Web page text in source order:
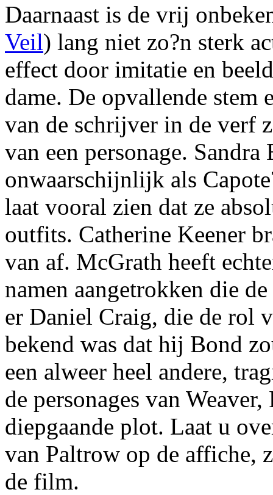
Daarnaast is de vrij
Veil) lang niet zo?n sterk
effect door imitatie en
dame. De opvallende
van de schrijver in de verf
van een personage.
onwaarschijnlijk als
laat vooral zien dat ze
outfits. Catherine Keener
van af. McGrath heeft
namen aangetrokken die
er Daniel Craig, die de rol
bekend was dat hij Bond
een alweer heel andere,
de personages van
diepgaande plot. Laat u
van Paltrow op de affiche,
de film.